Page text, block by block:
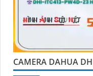
CAMERA DAHUA